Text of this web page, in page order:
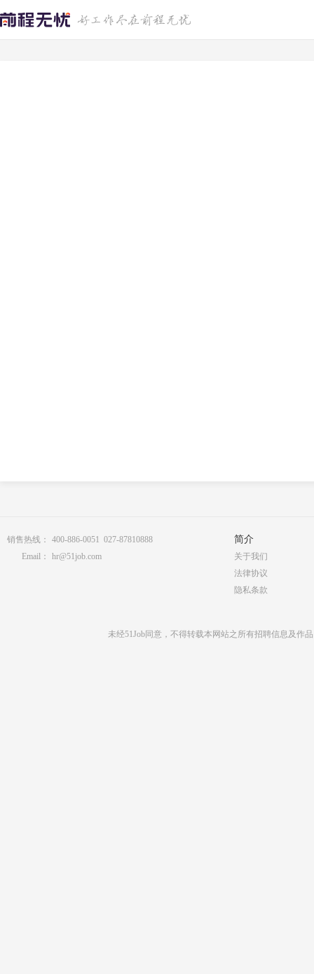
销售热线：
400-886-0051 027-87810888
Email：
hr@51job.com
简介
关于我们
法律协议
隐私条款
未经51Job同意，不得转载本网站之所有招聘信息及作